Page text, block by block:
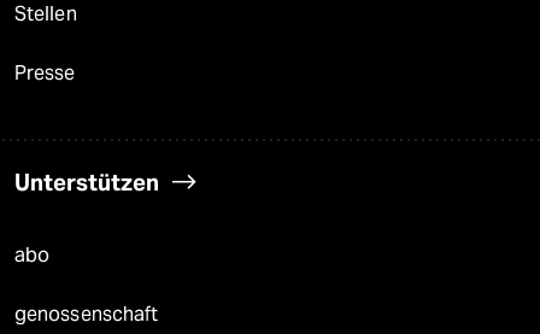
Stellen
Presse
Unterstützen
abo
genossenschaft